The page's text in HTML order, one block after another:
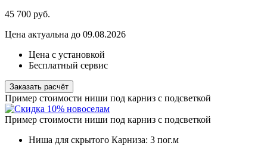
45 700 руб.
Цена актуальна до 09.08.2026
Цена с установкой
Бесплатный сервис
Заказать расчёт
Пример стоимости ниши под карниз с подсветкой
Пример стоимости ниши под карниз с подсветкой
Ниша для скрытого Карниза: 3 пог.м